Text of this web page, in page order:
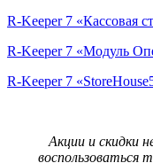
R-Keeper 7 «Кассовая
R-Keeper 7 «Модуль
R-Keeper 7
Акции и скидки
воспользоваться